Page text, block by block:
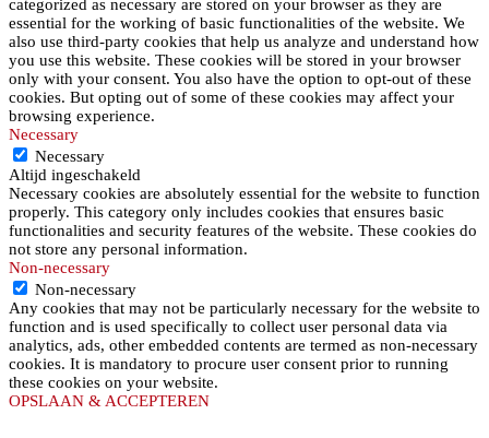
categorized as necessary are stored on your browser as they are
essential for the working of basic functionalities of the website. We
also use third-party cookies that help us analyze and understand how
you use this website. These cookies will be stored in your browser
only with your consent. You also have the option to opt-out of these
cookies. But opting out of some of these cookies may affect your
browsing experience.
Necessary
Necessary
Altijd ingeschakeld
Necessary cookies are absolutely essential for the website to function
properly. This category only includes cookies that ensures basic
functionalities and security features of the website. These cookies do
not store any personal information.
Non-necessary
Non-necessary
Any cookies that may not be particularly necessary for the website to
function and is used specifically to collect user personal data via
analytics, ads, other embedded contents are termed as non-necessary
cookies. It is mandatory to procure user consent prior to running
these cookies on your website.
OPSLAAN & ACCEPTEREN